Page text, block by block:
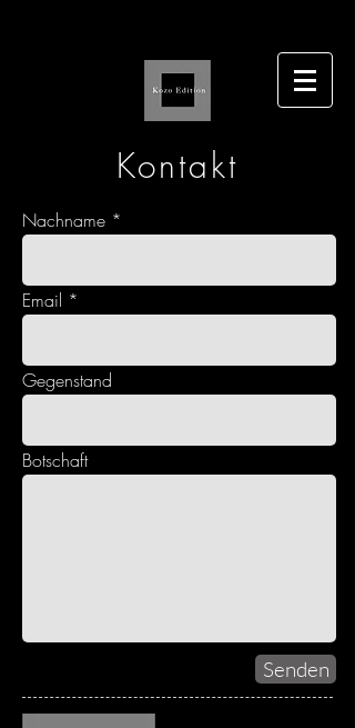
Kontakt
Nachname
Email
Gegenstand
Botschaft
Senden